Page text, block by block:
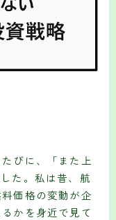
びに、「また上
た。私は昔、航
価格の変動が企
かを身近で見て